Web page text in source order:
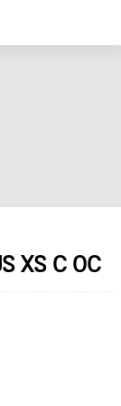
XS C OC